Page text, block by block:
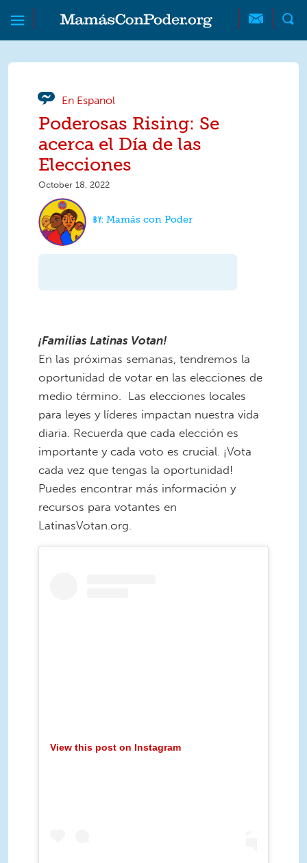
Skip to main content
Skip to main content
MamásConPoder
En Espanol
Poderosas Rising: Se
acerca el Día de las
Elecciones
October 18, 2022
Mamás con Poder
¡Familias Latinas Votan!
En las próximas semanas, tendremos la
oportunidad de votar en las elecciones de
medio término. Las elecciones locales
para leyes y líderes impactan nuestra vida
diaria. Recuerda que cada elección es
importante y cada voto es crucial. ¡Vota
cada vez que tengas la oportunidad!
Puedes encontrar más información y
recursos para votantes en
LatinasVotan.org.
View this post on Instagram